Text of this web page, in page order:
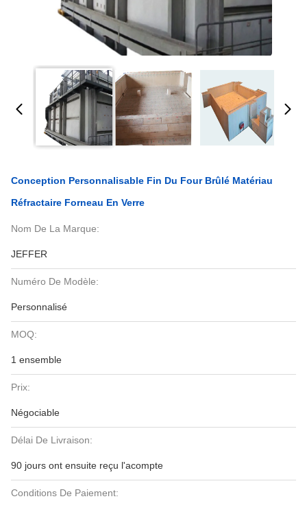
Conception Personnalisable Fin Du Four Brûlé Matériau
Réfractaire Forneau En Verre
Nom De La Marque:
JEFFER
Numéro De Modèle:
Personnalisé
MOQ:
1 ensemble
Prix:
Négociable
Délai De Livraison:
90 jours ont ensuite reçu l'acompte
Conditions De Paiement: